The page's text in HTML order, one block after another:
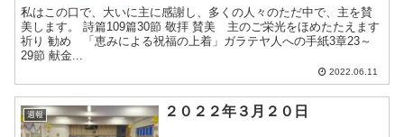
私はこの口で、大いに主に感謝し、多くの人々のただ中で、主を賛
美します。 詩篇109篇30節 敬拝 賛美 主のご栄光をほめたたえます
祈り 勧め 「恵みによる祝福の上着」ガラテヤ人への手紙3章23～
29節 献金...
2022.06.11
週報 ２０２２年３月２０日